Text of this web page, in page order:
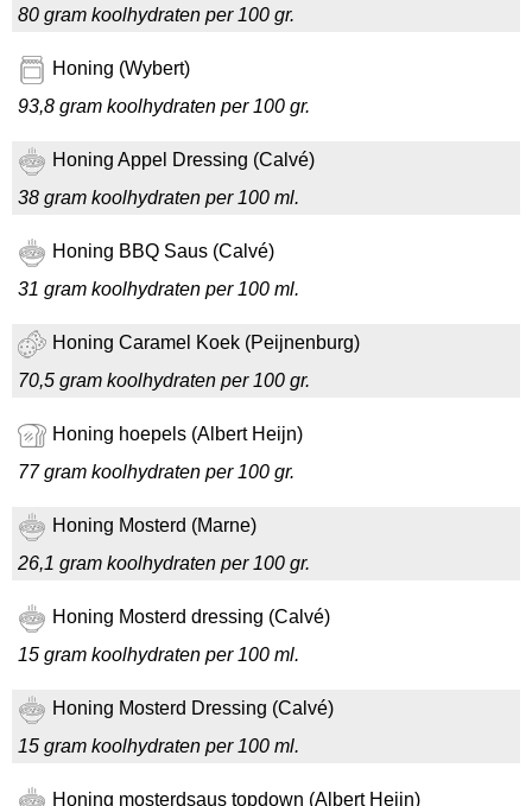
80 gram koolhydraten per 100 gr.
Honing (Wybert)
93,8 gram koolhydraten per 100 gr.
Honing Appel Dressing (Calvé)
38 gram koolhydraten per 100 ml.
Honing BBQ Saus (Calvé)
31 gram koolhydraten per 100 ml.
Honing Caramel Koek (Peijnenburg)
70,5 gram koolhydraten per 100 gr.
Honing hoepels (Albert Heijn)
77 gram koolhydraten per 100 gr.
Honing Mosterd (Marne)
26,1 gram koolhydraten per 100 gr.
Honing Mosterd dressing (Calvé)
15 gram koolhydraten per 100 ml.
Honing Mosterd Dressing (Calvé)
15 gram koolhydraten per 100 ml.
Honing mosterdsaus topdown (Albert Heijn)